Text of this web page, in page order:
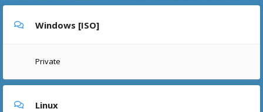
Windows [ISO]
Private
Linux